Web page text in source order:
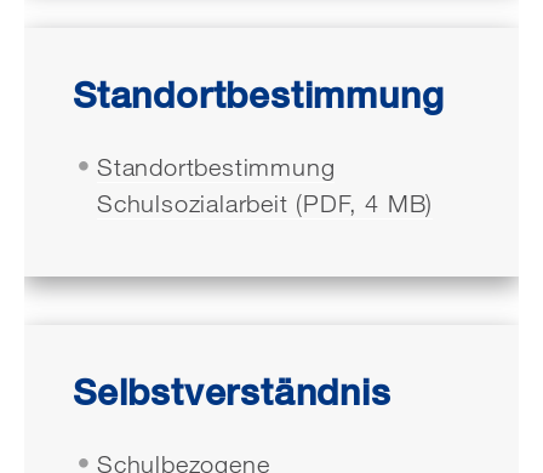
Standortbestimmung
Standortbestimmung
Schulsozialarbeit (PDF, 4 MB)
Selbstverständnis
Schulbezogene